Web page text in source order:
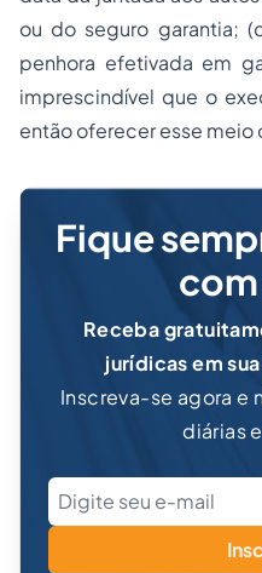
ou do seguro garantia;
penhora efetivada em
imprescindível que o
então oferecer esse meio
Fique
com
Receba
jurídicas em
Inscreva-se agora e
diárias